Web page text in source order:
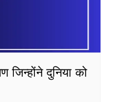
जिन्होंने दुनिया को